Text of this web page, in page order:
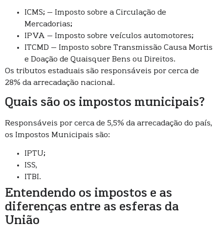
ICMS; – Imposto sobre a Circulação de
Mercadorias;
IPVA – Imposto sobre veículos automotores;
ITCMD – Imposto sobre Transmissão Causa Mortis
e Doação de Quaisquer Bens ou Direitos.
Os tributos estaduais são responsáveis por cerca de
28% da arrecadação nacional.
Quais são os impostos municipais?
Responsáveis por cerca de 5,5% da arrecadação do país,
os Impostos Municipais são:
IPTU;
ISS,
ITBI.
Entendendo os impostos e as
diferenças entre as esferas da
União